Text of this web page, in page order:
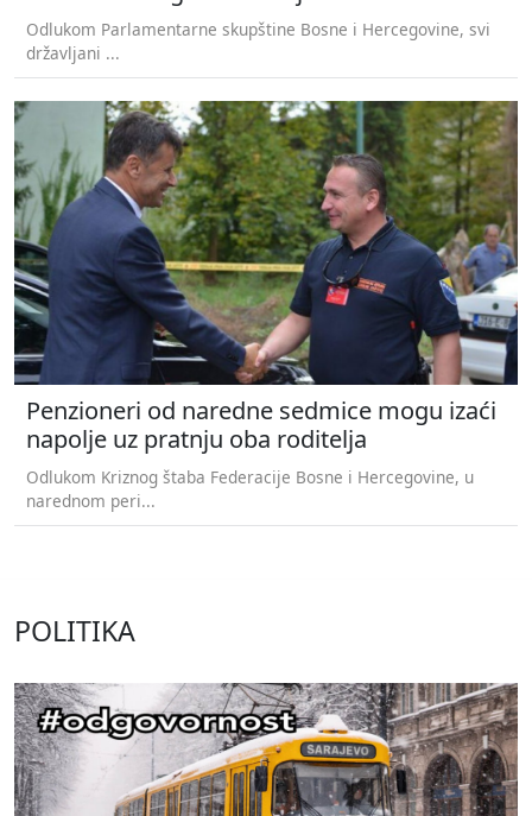
Odlukom Parlamentarne skupštine Bosne i Hercegovine, svi
državljani ...
Penzioneri od naredne sedmice mogu izaći
napolje uz pratnju oba roditelja
Odlukom Kriznog štaba Federacije Bosne i Hercegovine, u
narednom peri...
POLITIKA